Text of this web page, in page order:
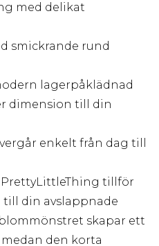
med delikat
smickrande rund
lagerpåklädnad
dimension till din
enkelt från dag till
tillför
till din avslappnade
skapar ett
den korta